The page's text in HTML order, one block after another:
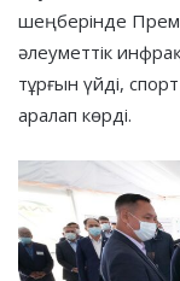
шеңберінде
әлеуметтік
тұрғын үйді,
аралап көрді.